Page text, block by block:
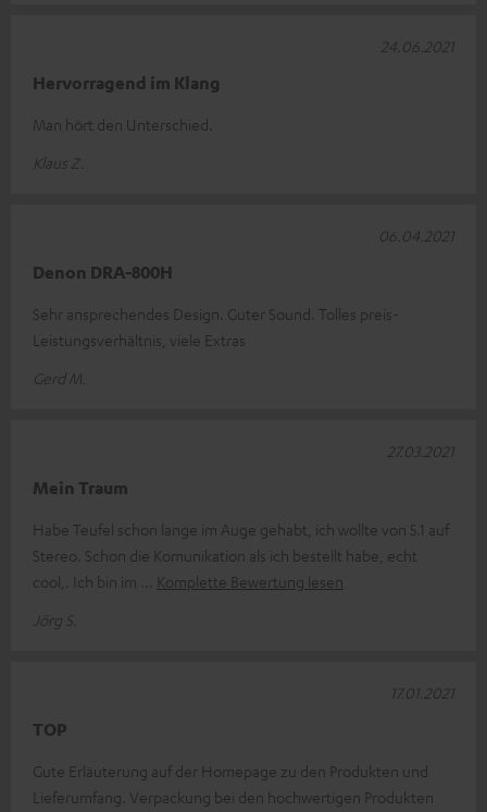
Hervorragend im Klang
Man hört den Unterschied.
Klaus Z.
24.06.2021
Denon DRA-800H
Sehr ansprechendes Design. Guter Sound. Tolles preis-
Leistungsverhältnis, viele Extras
Gerd M.
06.04.2021
Mein Traum
Habe Teufel schon lange im Auge gehabt, ich wollte von 5.1 auf
Stereo. Schon die Komunikation als ich bestellt habe, echt
cool,. Ich bin im
Komplette Bewertung lesen
Jörg S.
27.03.2021
TOP
Gute Erläuterung auf der Homepage zu den Produkten und
Lieferumfang. Verpackung bei den hochwertigen Produkten
17.01.2021